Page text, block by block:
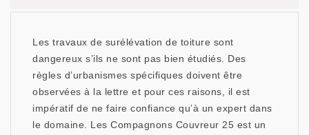
Les travaux de surélévation de toiture sont
dangereux s’ils ne sont pas bien étudiés. Des
règles d’urbanismes spécifiques doivent être
observées à la lettre et pour ces raisons, il est
impératif de ne faire confiance qu’à un expert dans
le domaine. Les Compagnons Couvreur 25 est un